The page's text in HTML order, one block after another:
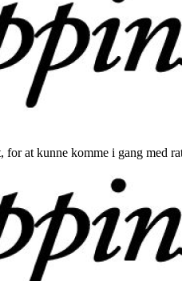
at kunne komme i gang med